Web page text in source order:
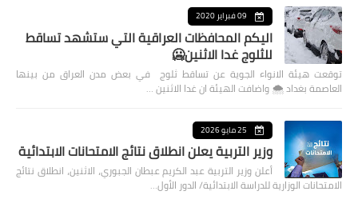
09 فبراير 2020
اليكم المحافظات العراقية التي ستشهد تساقط
للثلوج غدا الاثنين🥶
توقعت هيئة الانواء الجوية عن تساقط ثلوج في بعض مدن العراق من بينها
العاصمة بغداد ⁦🌨️⁩ واضافت الهيئة ان غدا الاثنين …
25 مايو 2026
وزير التربية يعلن انطلاق نتائج الامتحانات الابتدائية
أعلن وزير التربية عبد الكريم عبطان الجبوري، الاثنين، انطلاق نتائج
الامتحانات الوزارية للدراسة الابتدائية/ الدور الأول…